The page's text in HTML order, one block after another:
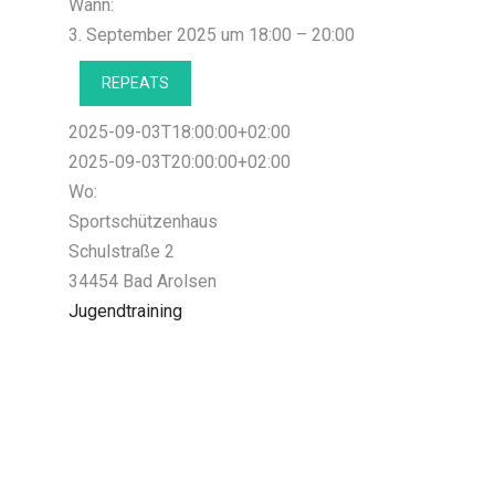
Wann:
3. September 2025 um 18:00 – 20:00
REPEATS
2025-09-03T18:00:00+02:00
2025-09-03T20:00:00+02:00
Wo:
Sportschützenhaus
Schulstraße 2
34454 Bad Arolsen
Jugendtraining